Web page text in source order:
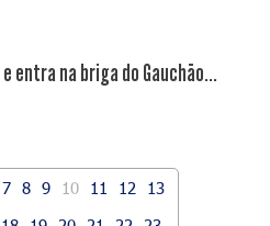
entra na briga do Gauchão...
7 8 9 10 11 12
13